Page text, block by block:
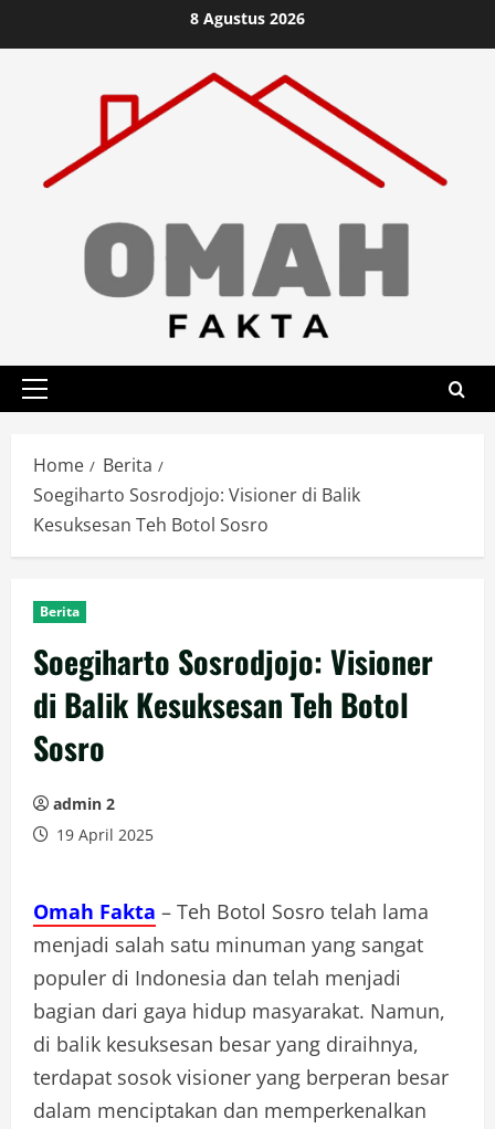
to
8 Agustus 2026
Primary
Home
Berita
Soegiharto Sosrodjojo: Visioner di Balik
Kesuksesan Teh Botol Sosro
Berita
Soegiharto Sosrodjojo: Visioner
di Balik Kesuksesan Teh Botol
Sosro
admin 2
19 April 2025
Omah Fakta – Teh Botol Sosro telah lama
menjadi salah satu minuman yang sangat
populer di Indonesia dan telah menjadi
bagian dari gaya hidup masyarakat. Namun,
di balik kesuksesan besar yang diraihnya,
terdapat sosok visioner yang berperan besar
dalam menciptakan dan memperkenalkan